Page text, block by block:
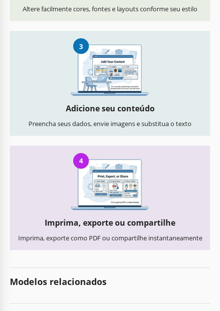
Altere facilmente cores, fontes e layouts conforme seu estilo
3
Adicione seu conteúdo
Preencha seus dados, envie imagens e substitua o texto
4
Imprima, exporte ou compartilhe
Imprima, exporte como PDF ou compartilhe instantaneamente
Modelos relacionados